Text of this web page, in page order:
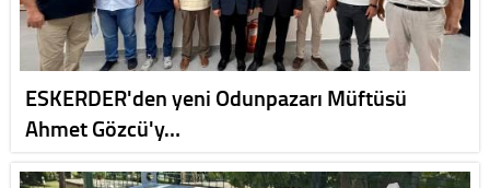
ESKERDER'den yeni Odunpazarı Müftüsü
Ahmet Gözcü'y…